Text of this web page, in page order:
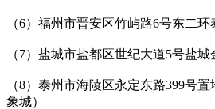
（6）福州市晋安区竹屿路6号东二
（7）盐城市盐都区世纪大道5号盐
（8）泰州市海陵区永定东路399号
象城）